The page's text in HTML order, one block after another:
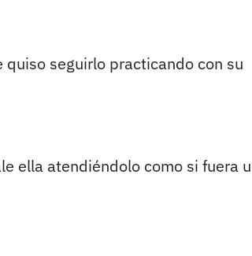
seguirlo practicando con su
ella atendiéndolo como si fuera